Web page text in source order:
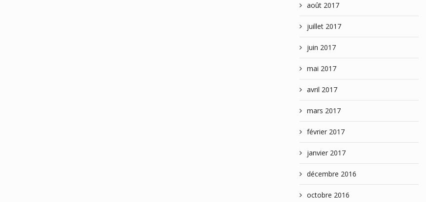
août 2017
juillet 2017
juin 2017
mai 2017
avril 2017
mars 2017
février 2017
janvier 2017
décembre 2016
octobre 2016